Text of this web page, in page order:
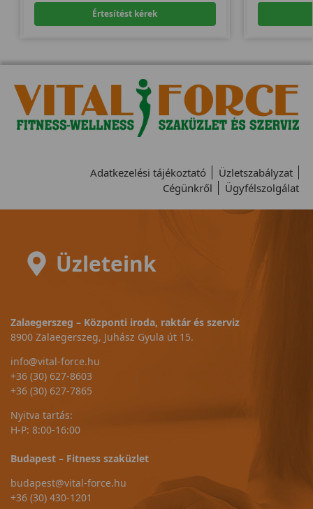
Értesítést kérek
Adatkezelési tájékoztató
Üzletszabályzat
Cégünkről
Ügyfélszolgálat
Üzleteink
Zalaegerszeg – Központi iroda, raktár és szerviz
8900 Zalaegerszeg, Juhász Gyula út 15.
info@vital-force.hu
+36 (30) 627-8603
+36 (30) 627-7865
Nyitva tartás:
H-P: 8:00-16:00
Budapest – Fitness szaküzlet
budapest@vital-force.hu
+36 (30) 430-1201